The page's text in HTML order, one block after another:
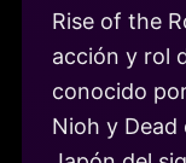
Rise of the
acción y rol
conocido
Nioh y Dead